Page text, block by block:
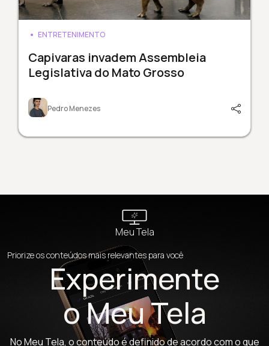
ENTRETENIMENTO
Capivaras invadem Assembleia
Legislativa do Mato Grosso
Pedro Menezes
Meu Tela
Priorize os conteúdos mais relevantes para você
Experimente
o Meu Tela
No Meu Tela, o conteúdo é definido de acordo com o que